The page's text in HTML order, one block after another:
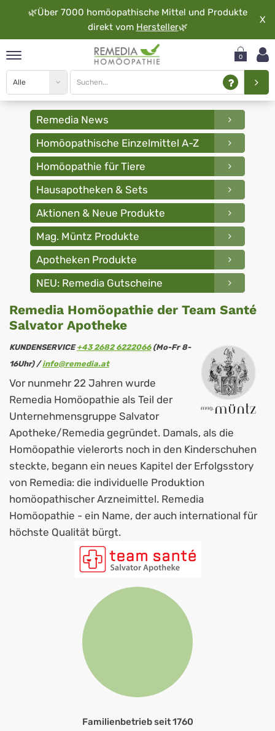
🌿Über 7000 homöopathische Mittel und Produkte
direkt vom Hersteller🌿
X
0
Search
type
Site
search
input
Globuli
kaufen
Remedia
Homöopathie
Remedia News
Homöopathische Einzelmittel A-Z
Homöopathie für Tiere
Hausapotheken & Sets
Aktionen & Neue Produkte
Mag. Müntz Produkte
Apotheken Produkte
NEU: Remedia Gutscheine
Remedia Homöopathie der Team Santé
Salvator Apotheke
KUNDENSERVICE+43 2682 6222066(Mo-Fr 8-
16Uhr) /info@remedia.at
Vor nunmehr 22 Jahren wurde
Remedia Homöopathie als Teil der
Unternehmensgruppe Salvator
Apotheke/Remedia gegründet. Damals, als die
Homöopathie vielerorts noch in den Kinderschuhen
steckte, begann ein neues Kapitel der Erfolgsstory
von Remedia: die individuelle Produktion
homöopathischer Arzneimittel. Remedia
Homöopathie - ein Name, der auch international für
höchste Qualität bürgt.
Familienbetrieb seit 1760